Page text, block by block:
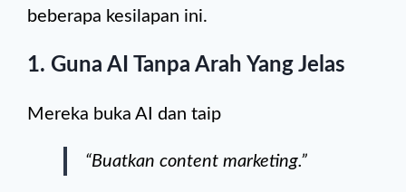
beberapa kesilapan ini.
1. Guna AI Tanpa Arah Yang Jelas
Mereka buka AI dan taip
“Buatkan content marketing.”